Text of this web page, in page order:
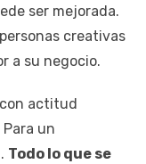
ser mejorada.
creativas
a su negocio.
actitud
un
Todo lo que se